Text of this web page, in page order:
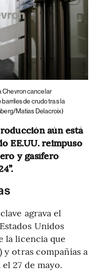
Chevron cancelar
de crudo tras la
Matias Delacroix)
aún está
EE.UU. reimpuso
y gasífero
agrava el
Unidos
la licencia que
) y otras compañías a
27 de mayo.